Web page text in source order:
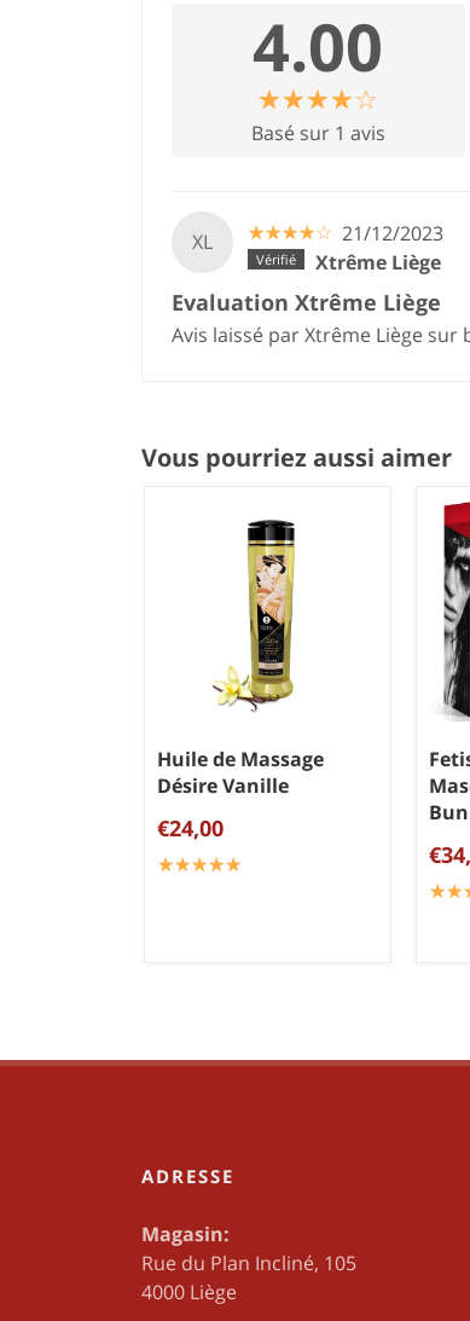
4.00
☆☆☆☆☆
★★★★★
Basé sur 1 avis
XL ☆☆☆☆☆
★★★★★ 21/12/2023
Xtrême Liège
Evaluation Xtrême Liège
Avis laissé par Xtrême Liège sur
Vous pourriez aussi aimer
Huile de Massage
Désire Vanille
€24,00
☆☆☆☆☆
★★★★★
☆☆
★★
ADRESSE
Magasin:
Rue du Plan Incliné, 105
4000 Liège